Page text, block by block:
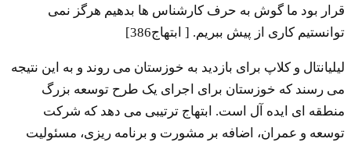
قرار بود ما گوش به حرف کارشناس ها بدهیم هرگز نمی
توانستیم کاری از پیش ببریم. [ ابتهاج386]
لیلیانتال و کلاپ برای بازدید به خوزستان می روند و به این نتیجه
می رسند که خوزستان برای اجرای یک طرح توسعه بزرگ
منطقه ای ایده آل است. ابتهاج ترتیبی می دهد که شرکت
توسعه و عمران، اضافه بر مشورت و برنامه ریزی، مسئولیت